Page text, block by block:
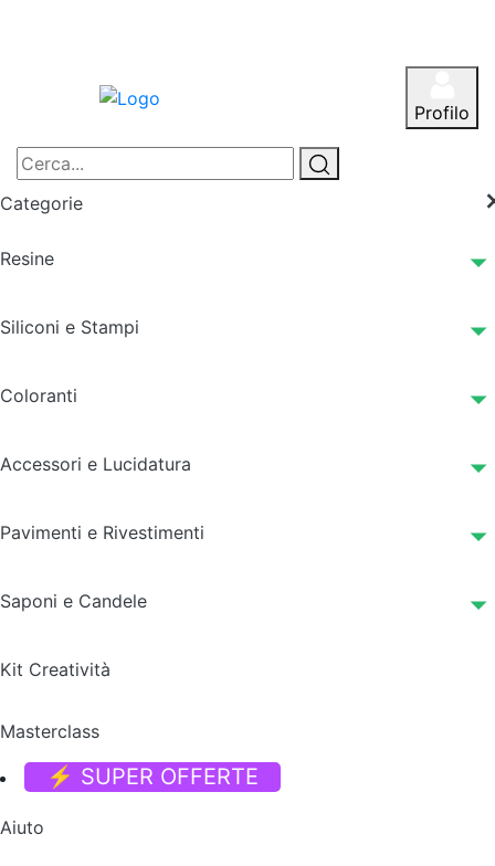
Profilo
Categorie
Resine
Siliconi e Stampi
Coloranti
Accessori e Lucidatura
Pavimenti e Rivestimenti
Saponi e Candele
Kit Creatività
Masterclass
⚡ SUPER OFFERTE
Aiuto